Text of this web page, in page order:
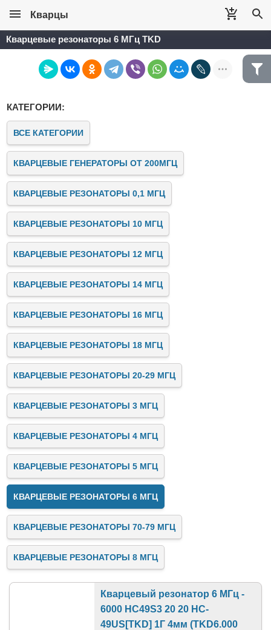
Кварцы
Кварцевые резонаторы 6 МГц TKD
КАТЕГОРИИ:
ВСЕ КАТЕГОРИИ
КВАРЦЕВЫЕ ГЕНЕРАТОРЫ ОТ 200МГЦ
КВАРЦЕВЫЕ РЕЗОНАТОРЫ 0,1 МГЦ
КВАРЦЕВЫЕ РЕЗОНАТОРЫ 10 МГЦ
КВАРЦЕВЫЕ РЕЗОНАТОРЫ 12 МГЦ
КВАРЦЕВЫЕ РЕЗОНАТОРЫ 14 МГЦ
КВАРЦЕВЫЕ РЕЗОНАТОРЫ 16 МГЦ
КВАРЦЕВЫЕ РЕЗОНАТОРЫ 18 МГЦ
КВАРЦЕВЫЕ РЕЗОНАТОРЫ 20-29 МГЦ
КВАРЦЕВЫЕ РЕЗОНАТОРЫ 3 МГЦ
КВАРЦЕВЫЕ РЕЗОНАТОРЫ 4 МГЦ
КВАРЦЕВЫЕ РЕЗОНАТОРЫ 5 МГЦ
КВАРЦЕВЫЕ РЕЗОНАТОРЫ 6 МГЦ
КВАРЦЕВЫЕ РЕЗОНАТОРЫ 70-79 МГЦ
КВАРЦЕВЫЕ РЕЗОНАТОРЫ 8 МГЦ
Кварцевый резонатор 6 МГц -
6000 HC49S3 20 20 HC-
49US[TKD] 1Г 4мм (TKD6.000